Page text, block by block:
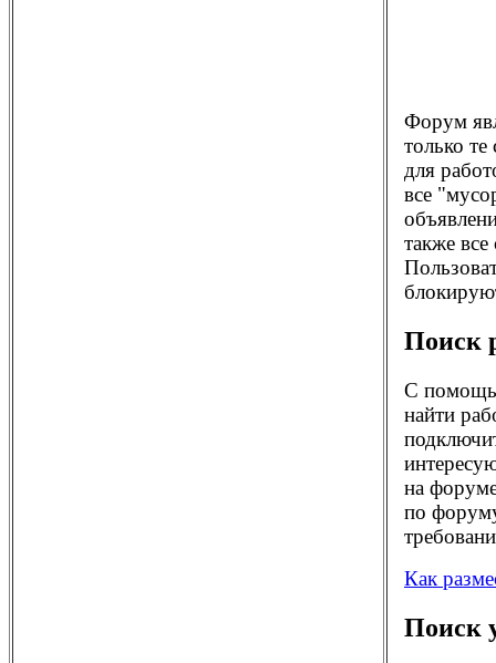
Форум
только
для
все
также
Поиск
С
найти
на
по
Как
Поиск